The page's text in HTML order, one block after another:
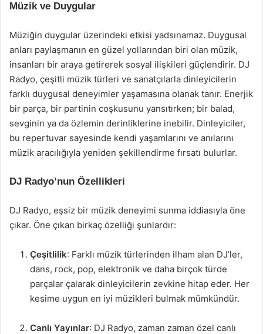
Müzik ve Duygular
Müziğin duygular üzerindeki etkisi yadsınamaz. Duygusal
anları paylaşmanın en güzel yollarından biri olan müzik,
insanları bir araya getirerek sosyal ilişkileri güçlendirir. DJ
Radyo, çeşitli müzik türleri ve sanatçılarla dinleyicilerin
farklı duygusal deneyimler yaşamasına olanak tanır. Enerjik
bir parça, bir partinin coşkusunu yansıtırken; bir balad,
sevginin ya da özlemin derinliklerine inebilir. Dinleyiciler,
bu repertuvar sayesinde kendi yaşamlarını ve anılarını
müzik aracılığıyla yeniden şekillendirme fırsatı bulurlar.
DJ Radyo’nun Özellikleri
DJ Radyo, eşsiz bir müzik deneyimi sunma iddiasıyla öne
çıkar. Öne çıkan birkaç özelliği şunlardır:
Çeşitlilik: Farklı müzik türlerinden ilham alan DJ’ler,
dans, rock, pop, elektronik ve daha birçok türde
parçalar çalarak dinleyicilerin zevkine hitap eder. Her
kesime uygun en iyi müzikleri bulmak mümkündür.
Canlı Yayınlar: DJ Radyo, zaman zaman özel canlı